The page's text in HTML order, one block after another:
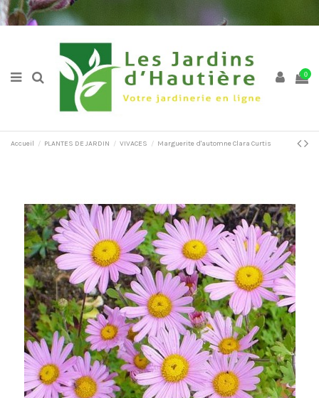
0
Accueil PLANTES DE JARDIN VIVACES Marguerite d'automne Clara Curtis